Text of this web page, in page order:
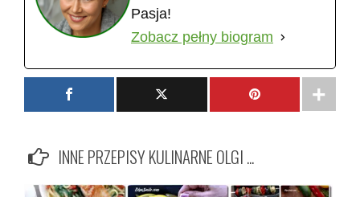
Pasja!
Zobacz pełny biogram
INNE PRZEPISY KULINARNE OLGI ...